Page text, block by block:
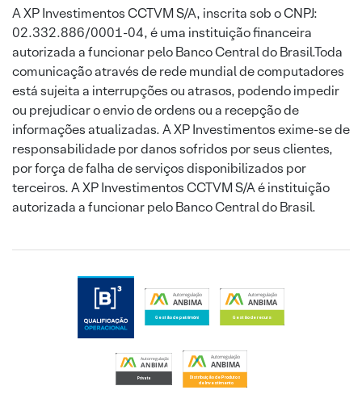
A XP Investimentos CCTVM S/A, inscrita sob o CNPJ:
02.332.886/0001-04, é uma instituição financeira
autorizada a funcionar pelo Banco Central do Brasil.Toda
comunicação através de rede mundial de computadores
está sujeita a interrupções ou atrasos, podendo impedir
ou prejudicar o envio de ordens ou a recepção de
informações atualizadas. A XP Investimentos exime-se de
responsabilidade por danos sofridos por seus clientes,
por força de falha de serviços disponibilizados por
terceiros. A XP Investimentos CCTVM S/A é instituição
autorizada a funcionar pelo Banco Central do Brasil.